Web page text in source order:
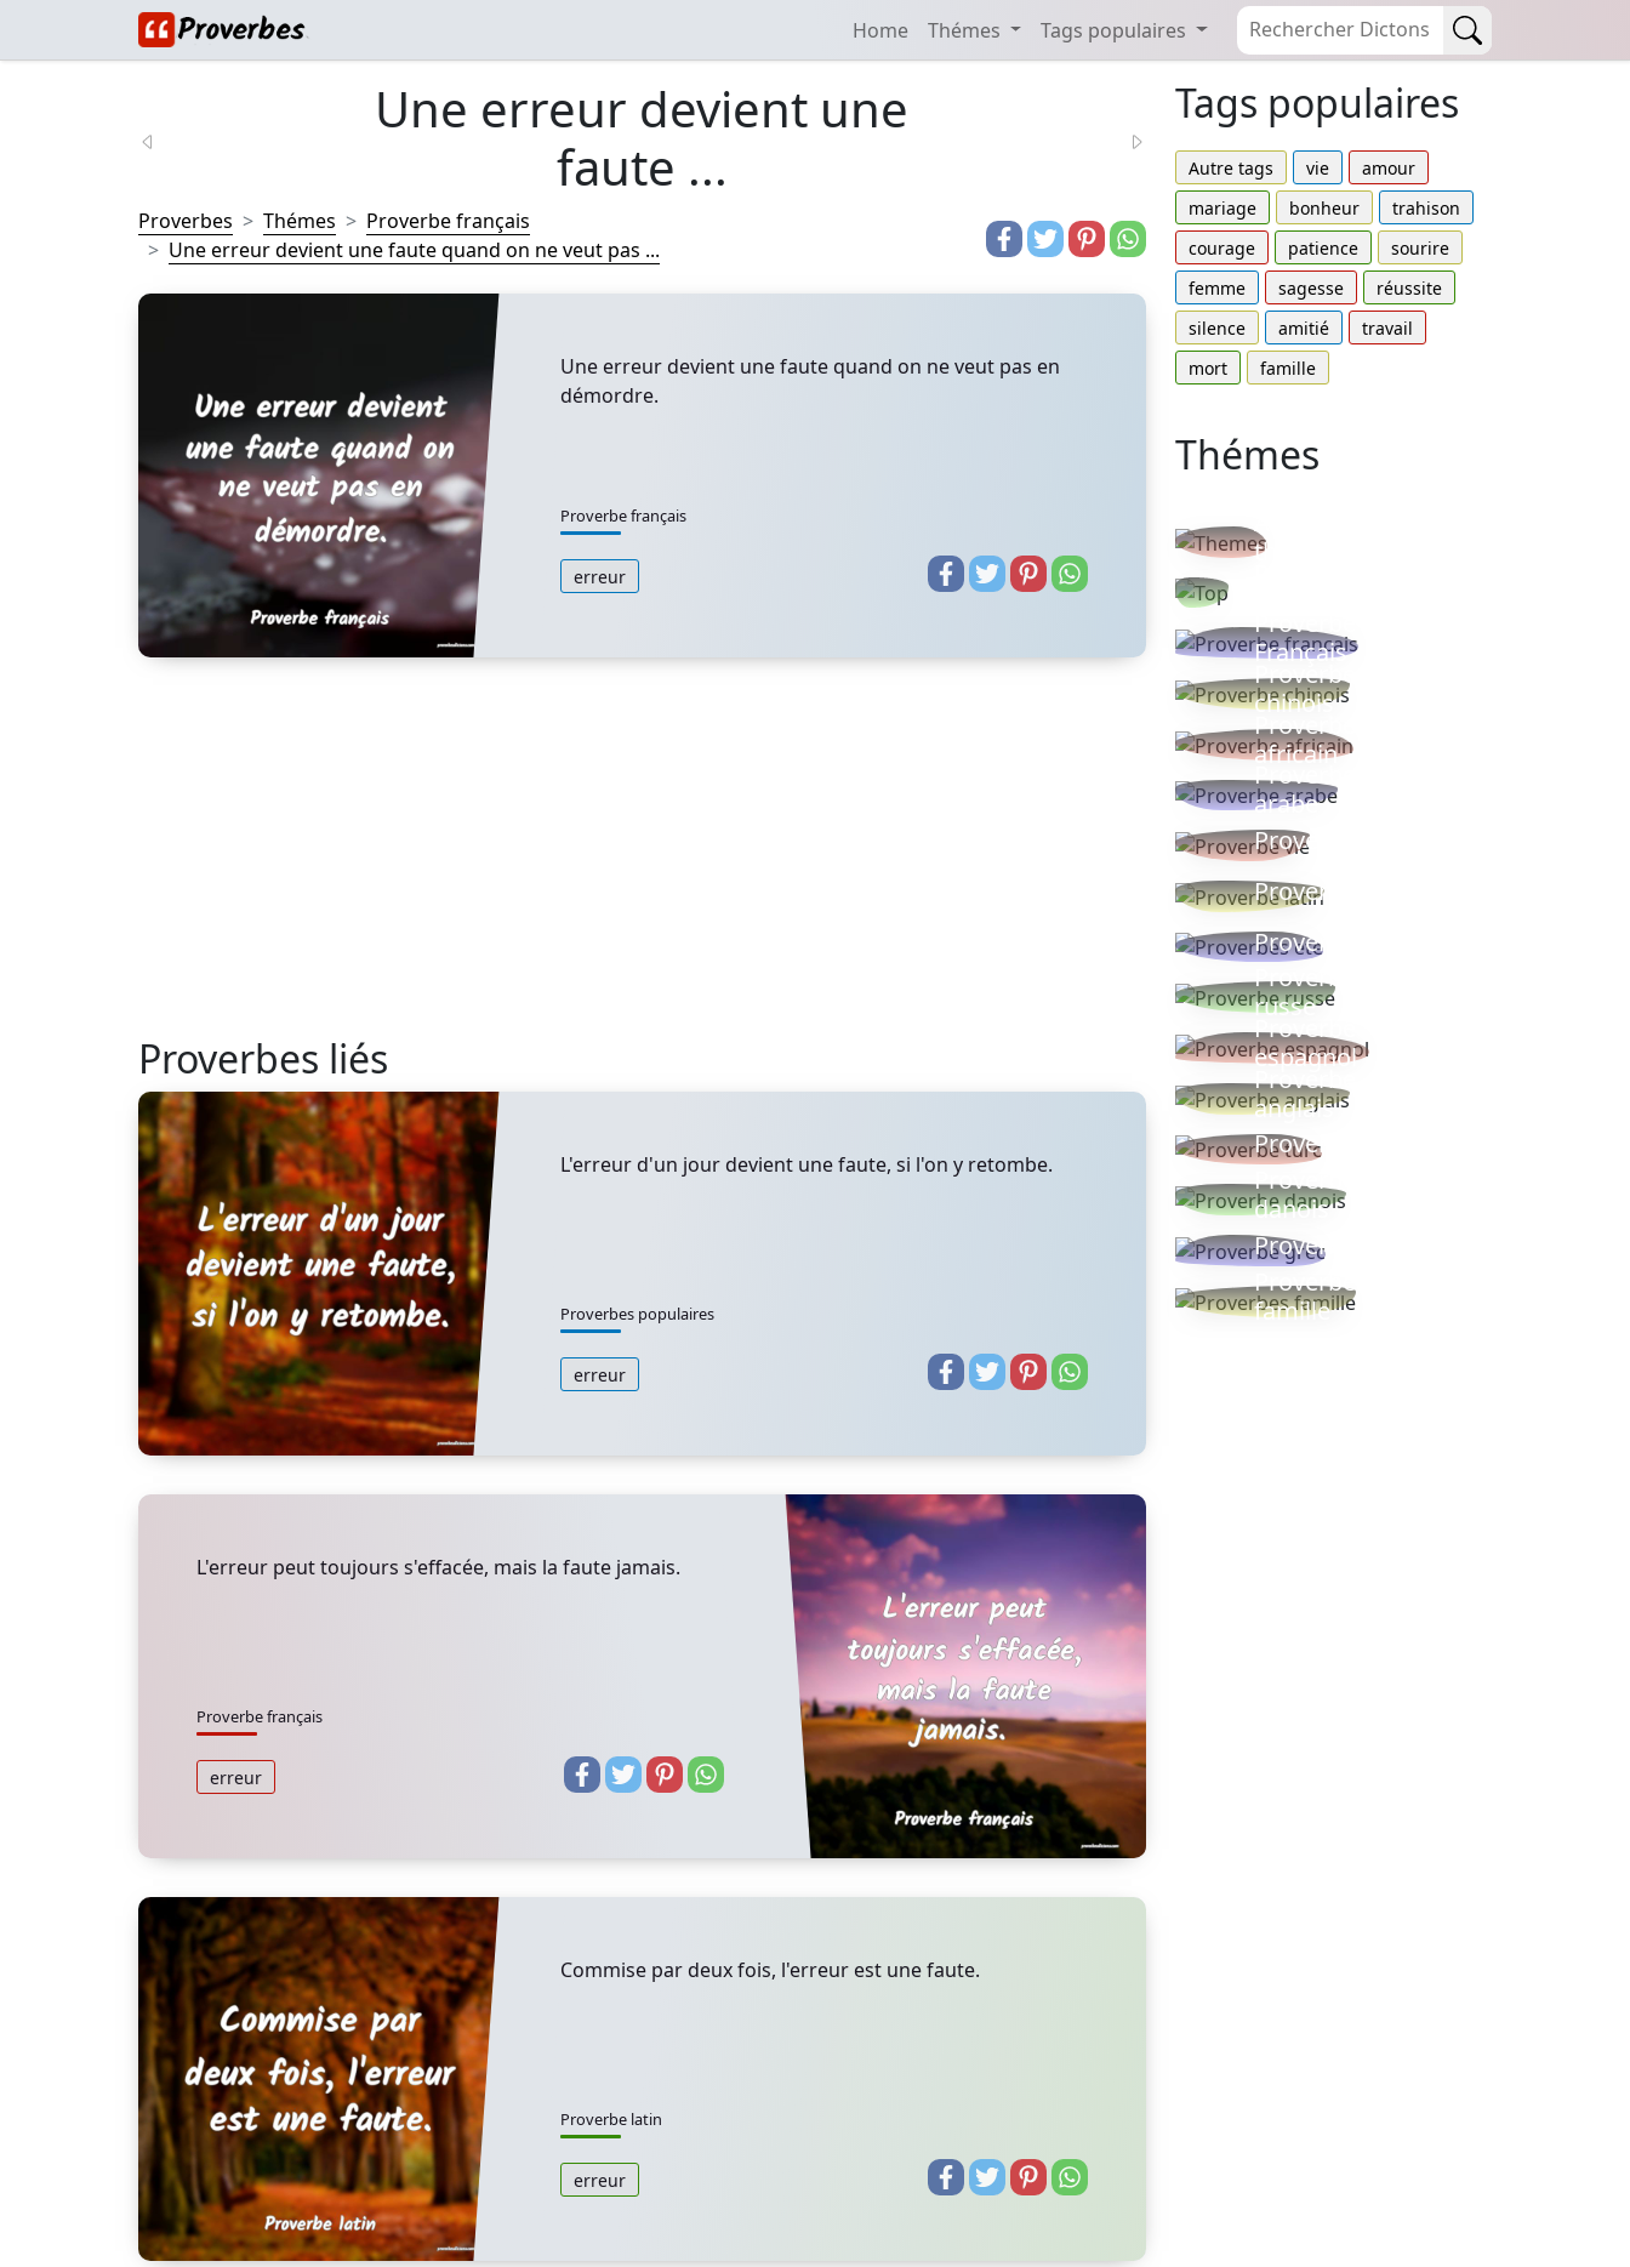
Home Thémes Tags populaires
Une erreur devient une
faute ...
Proverbes Thémes
Proverbe français
Une erreur devient une faute quand on ne veut pas ...
Une erreur devient une faute quand on ne veut pas en
démordre.
Proverbe français
erreur
Proverbes liés
L'erreur d'un jour devient une faute, si l'on y retombe.
Proverbes populaires
erreur
L'erreur peut toujours s'effacée, mais la faute jamais.
Proverbe français
erreur
Commise par deux fois, l'erreur est une faute.
Proverbe latin
erreur
Tags populaires
Autre tags vie
amour
mariage
bonheur
trahison
courage
patience
sourire
femme
sagesse
réussite
silence
amitié
travail
mort
famille
Thémes
thèmes
Proverbe
Français
Proverbe
chinois
Proverbe
africain
Proverbe
arabe
Proverbe vie
Proverbe latin
Proverbes ete
Proverbe
russe
Proverbe
espagnol
Proverbe
anglais
Proverbe turc
Proverbe
danois
Proverbe grec
Proverbes
famille